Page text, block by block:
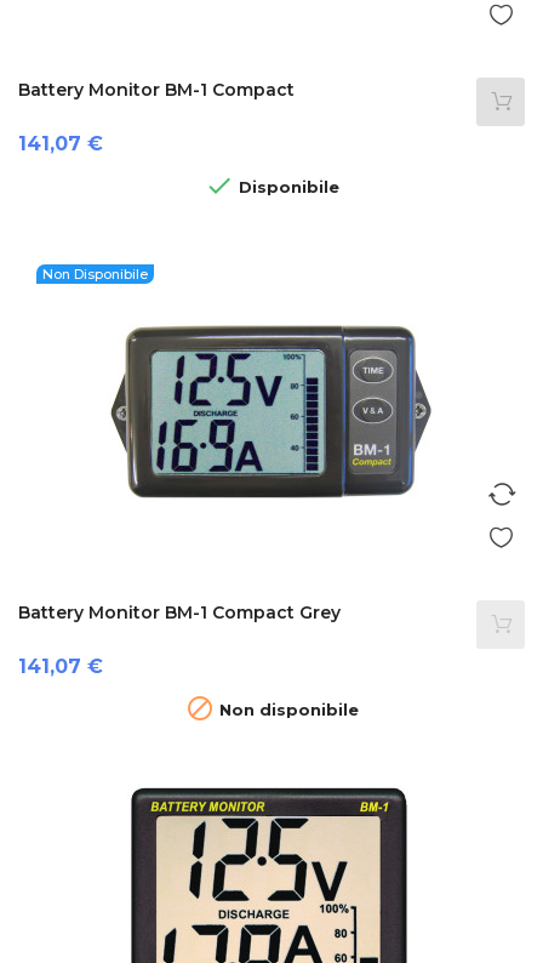
Battery Monitor BM-1 Compact
Prezzo
141,07 €
 Disponibile
Non Disponibile
Battery Monitor BM-1 Compact Grey
Prezzo
141,07 €
 Non disponibile